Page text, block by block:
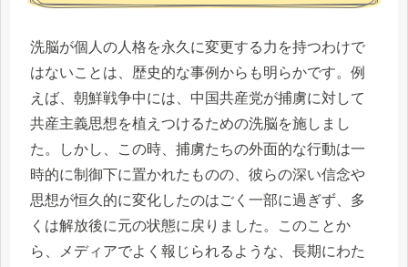
洗脳が個人の人格を永久に変更する力を持つわけで
はないことは、歴史的な事例からも明らかです。例
えば、朝鮮戦争中には、中国共産党が捕虜に対して
共産主義思想を植えつけるための洗脳を施しまし
た。しかし、この時、捕虜たちの外面的な行動は一
時的に制御下に置かれたものの、彼らの深い信念や
思想が恒久的に変化したのはごく一部に過ぎず、多
くは解放後に元の状態に戻りました。このことか
ら、メディアでよく報じられるような、長期にわた